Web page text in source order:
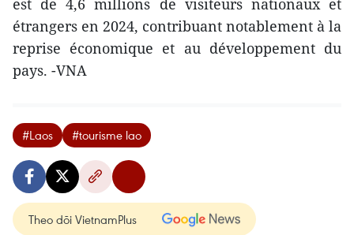
est de 4,6 millions de visiteurs nationaux et
étrangers en 2024, contribuant notablement à la
reprise économique et au développement du
pays. -VNA
#Laos #tourisme lao
Theo dõi VietnamPlus